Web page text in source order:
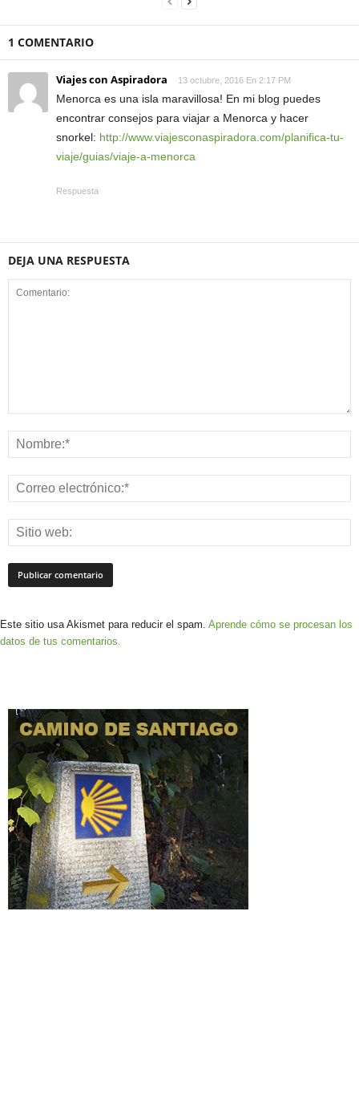
1 COMENTARIO
Viajes con Aspiradora 13 octubre, 2016 En 2:17 PM
Menorca es una isla maravillosa! En mi blog puedes
encontrar consejos para viajar a Menorca y hacer
snorkel: http://www.viajesconaspiradora.com/planifica-tu-
viaje/guias/viaje-a-menorca
Respuesta
DEJA UNA RESPUESTA
Este sitio usa Akismet para reducir el spam. Aprende cómo se procesan los
datos de tus comentarios.